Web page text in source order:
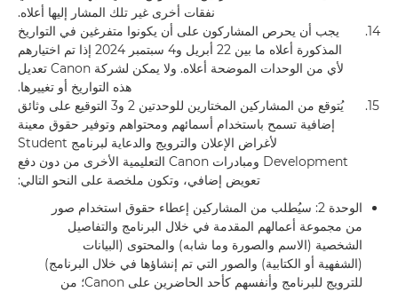
نفقات أخرى غير تلك المشار إليها أعلاه.
14.
يجب أن يحرص المشاركون على أن يكونوا متفرغين في التواريخ
المذكورة أعلاه ما بين 22 أبريل و4 سبتمبر 2024 إذا تم اختيارهم
لأي من الوحدات الموضحة أعلاه. ولا يمكن لشركة Canon تعديل
هذه التواريخ أو تغييرها.
15.
يُتوقع من المشاركين المختارين للوحدتين 2 و3 التوقيع على وثائق
إضافية تسمح باستخدام أسمائهم ومحتواهم وتوفير حقوق معينة
لأغراض الإعلان والترويج والدعاية لبرنامج Student
Development ومبادرات Canon التعليمية الأخرى من دون دفع
تعويض إضافي، وتكون ملخصة على النحو التالي:
الوحدة 2: سيُطلب من المشاركين إعطاء حقوق استخدام صور
من مجموعة أعمالهم المقدمة في خلال البرنامج والتفاصيل
الشخصية (الاسم والصورة وما شابه) والمحتوى (البيانات
(الشفهية أو الكتابية) والصور التي تم إنشاؤها في خلال البرنامج)
للترويج للبرنامج وأنفسهم كأحد الحاضرين على Canon؛ من